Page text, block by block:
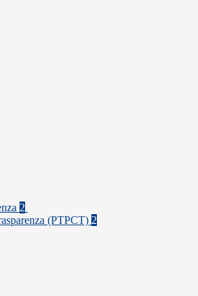
2
(PTPCT) 2